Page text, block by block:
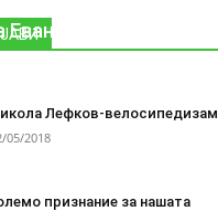
– 1959г
Лефков-велосипедизам
05/2018
признание за нашата